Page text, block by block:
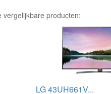
vergelijkbare producten:
LG 43UH661V...